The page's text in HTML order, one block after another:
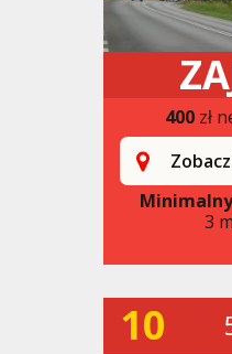
400zł
3
10